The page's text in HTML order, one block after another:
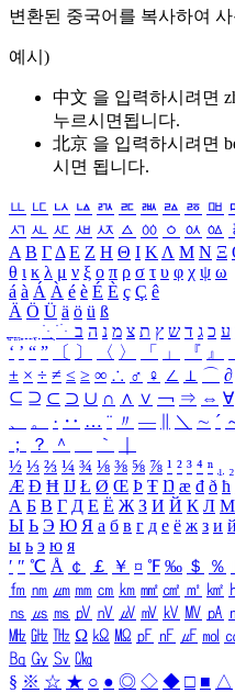
변환된 중국어를 복사하여
예시)
中文 을 입력하시려면
누르시면됩니다.
北京 을 입력하시려면
시면 됩니다.
ㅥ ㅦ ㅧ ㅨ ㅩ ㅪ ㅫ ㅬ ㅭ ㅮ
ㅺ ㅻ ㅼ ㅽ ㅾ ㅿ ㆀ ㆁ ㆂ ㆃ
Α Β ΓΔ Ε Ζ Η Θ Ι ΚΛ Μ Ν Ξ
θ ι κ λ μ ν ξ ο π ρ σ τ υ φ χ ψ ω
á à Á À é è É È ç Ç ê
Ä Ö Ü ä ö ü ß
ִֶֹ ֻּ ׁׂ ע כ ג ד ש ץ ת צ מ נ ה ב
‘ ’ “ ” 〔 〕 〈 〉 「 」 『 』
± × ÷ ≠ ≤ ≥ ∞ ∴ ♂ ♀ ∠ ⊥ ⌒ ∂
⊆ ⊇ ⊂ ⊃ ∪ ∩ ∧ ∨ ￢ ⇒ ⇔ ∀
、
。 · ‥ … ¨ 〃 ― ＼ ∼ ´
；
？ ＾ ｀
½ ⅓ ⅔ ¼ ¾ ⅛ ⅜ ⅝ ⅞ ¹ ² ³ ⁴ ⁿ ₁ ₂
Æ Ð Ħ Ĳ Ł Ø Œ Þ Ŧ Ŋ æ đ ð ħ
А Б В Г Д Е Ё Ж З И Й К Л М
Ы Ь Э Ю Я а б в г д е ё ж з и й
ы ь э ю я
′ ″ ℃ Å ￠ ￡ ￥ ¤ ℉ ‰ ＄ ％
㎙ ㎚ ㎛ ㎜ ㎝ ㎞ ㎟ ㎠ ㎡ ㎢
㎱ ㎲ ㎳ ㎴ ㎵ ㎶ ㎷ ㎸ ㎹ ㎀
㎒ ㎓ ㎔ Ω ㏀ ㏁ ㎊ ㎋ ㎌ ㏖
㏃ ㏉ ㏜ ㏆
§ ※ ☆ ★ ○ ● ◎ ◇ ◆ □ ■ △